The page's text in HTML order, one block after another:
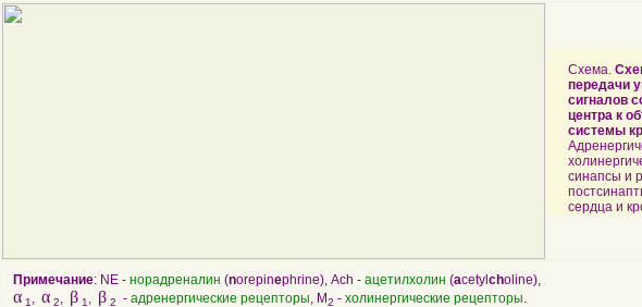
Схема.
передачи
сигналов
центра к
системы
синапсы и
сердца и
Примечание: NE - норадреналин (norepinephrine), Ach - ацетилхолин (acetyl choline),
α 1, α 2, β 1, β 2 - адренергические рецепторы, M2 - холинергические рецепторы.